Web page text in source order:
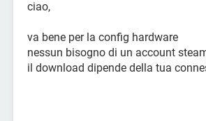
ciao,
va bene per la config hardware
nessun bisogno di un account
il download dipende della tua